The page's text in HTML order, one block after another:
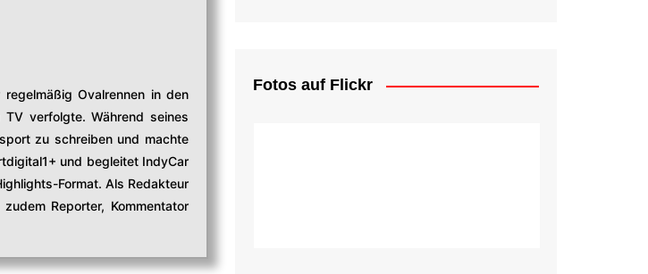
Ovalrennen in den
TV verfolgte. Während seines
zu schreiben und machte
und begleitet IndyCar
Format. Als Redakteur
Reporter, Kommentator
Fotos auf Flickr